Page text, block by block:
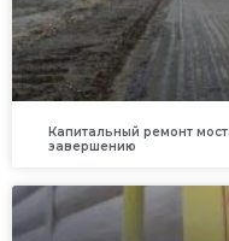
Капитальный ремонт
завершению